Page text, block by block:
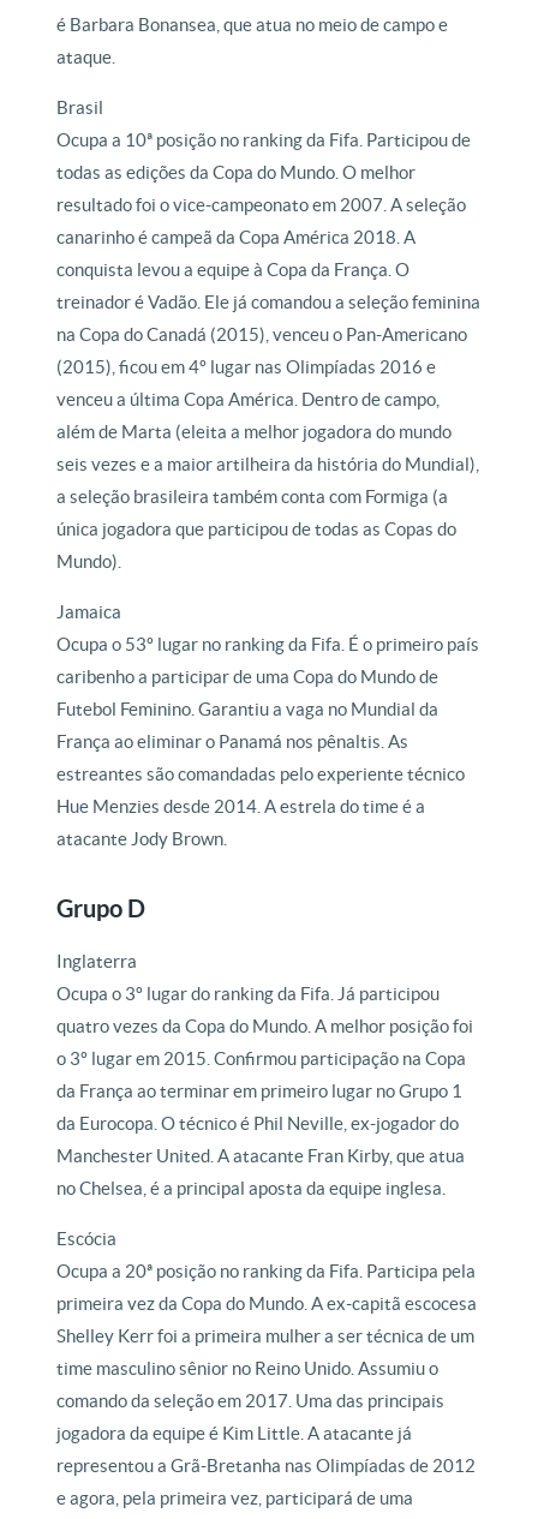
é Barbara Bonansea, que atua no meio de campo e
ataque.
Brasil
Ocupa a 10ª posição no ranking da Fifa. Participou de
todas as edições da Copa do Mundo. O melhor
resultado foi o vice-campeonato em 2007. A seleção
canarinho é campeã da Copa América 2018. A
conquista levou a equipe à Copa da França. O
treinador é Vadão. Ele já comandou a seleção feminina
na Copa do Canadá (2015), venceu o Pan-Americano
(2015), ficou em 4º lugar nas Olimpíadas 2016 e
venceu a última Copa América. Dentro de campo,
além de Marta (eleita a melhor jogadora do mundo
seis vezes e a maior artilheira da história do Mundial),
a seleção brasileira também conta com Formiga (a
única jogadora que participou de todas as Copas do
Mundo).
Jamaica
Ocupa o 53º lugar no ranking da Fifa. É o primeiro país
caribenho a participar de uma Copa do Mundo de
Futebol Feminino. Garantiu a vaga no Mundial da
França ao eliminar o Panamá nos pênaltis. As
estreantes são comandadas pelo experiente técnico
Hue Menzies desde 2014. A estrela do time é a
atacante Jody Brown.
Grupo D
Inglaterra
Ocupa o 3º lugar do ranking da Fifa. Já participou
quatro vezes da Copa do Mundo. A melhor posição foi
o 3º lugar em 2015. Confirmou participação na Copa
da França ao terminar em primeiro lugar no Grupo 1
da Eurocopa. O técnico é Phil Neville, ex-jogador do
Manchester United. A atacante Fran Kirby, que atua
no Chelsea, é a principal aposta da equipe inglesa.
Escócia
Ocupa a 20ª posição no ranking da Fifa. Participa pela
primeira vez da Copa do Mundo. A ex-capitã escocesa
Shelley Kerr foi a primeira mulher a ser técnica de um
time masculino sênior no Reino Unido. Assumiu o
comando da seleção em 2017. Uma das principais
jogadora da equipe é Kim Little. A atacante já
representou a Grã-Bretanha nas Olimpíadas de 2012
e agora, pela primeira vez, participará de uma